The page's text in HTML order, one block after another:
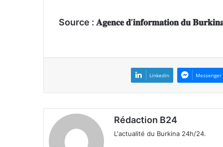
Source : 𝐀𝐠𝐞𝐧𝐜𝐞 𝐝’𝐢𝐧𝐟𝐨𝐫𝐦𝐚𝐭𝐢𝐨𝐧 𝐝𝐮
Linkedin Messenger
Rédaction B24
L'actualité du Burkina 24h/24.